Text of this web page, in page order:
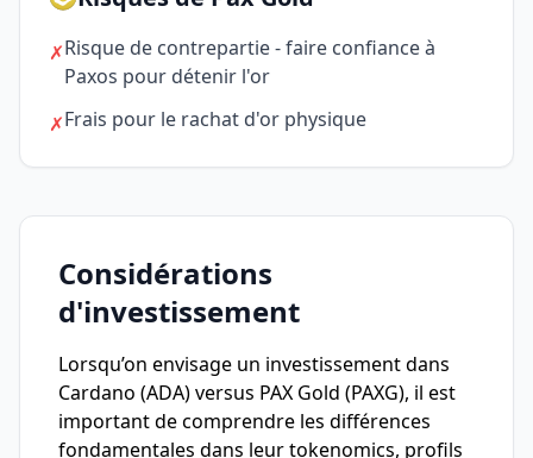
✗Risque de contrepartie - faire confiance à
Paxos pour détenir l'or
✗Frais pour le rachat d'or physique
Considérations
d'investissement
Lorsqu’on envisage un investissement dans
Cardano (ADA) versus PAX Gold (PAXG), il est
important de comprendre les différences
fondamentales dans leur tokenomics, profils